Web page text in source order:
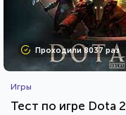
Проходили 8037 раз
Игры
Тест по игре Dota 2